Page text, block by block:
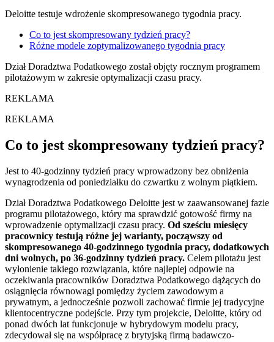
Deloitte testuje wdrożenie skompresowanego tygodnia pracy.
Co to jest skompresowany tydzień pracy?
Różne modele zoptymalizowanego tygodnia pracy
Dział Doradztwa Podatkowego został objęty rocznym programem
pilotażowym w zakresie optymalizacji czasu pracy.
REKLAMA
Co to jest skompresowany tydzień pracy?
Jest to 40-godzinny tydzień pracy wprowadzony bez obniżenia
Dział Doradztwa Podatkowego Deloitte jest w zaawansowanej fazie
wprowadzenie optymalizacji czasu pracy.Od sześciu miesięcy
pracownicy testują różne jej warianty, począwszy od
skompresowanego 40-godzinnego tygodnia pracy, dodatkowych
dni wolnych, po 36-godzinny tydzień pracy.Celem pilotażu jest
wyłonienie takiego rozwiązania, które najlepiej odpowie na
oczekiwania pracowników Doradztwa Podatkowego dążących do
osiągnięcia równowagi pomiędzy życiem zawodowym a
prywatnym, a jednocześnie pozwoli zachować firmie jej tradycyjne
klientocentryczne podejście. Przy tym projekcie, Deloitte, który od
ponad dwóch lat funkcjonuje w hybrydowym modelu pracy,
zdecydował się na współpracę z brytyjską firmą badawczo-
konsultingową Autonomy - pionierem w modelowaniu
nowatorskich procesów w zakresie „future of work”.